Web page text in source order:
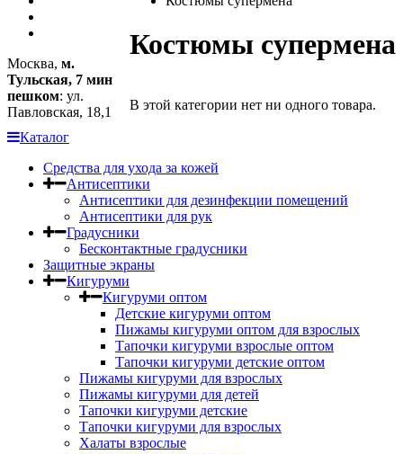
Костюмы супермена
В этой категории нет ни одного товара.
Каталог
Средства для ухода за кожей
Антисептики
Антисептики для дезинфекции помещений
Антисептики для рук
Градусники
Бесконтактные градусники
Защитные экраны
Кигуруми
Кигуруми оптом
Детские кигуруми оптом
Пижамы кигуруми оптом для взрослых
Тапочки кигуруми взрослые оптом
Тапочки кигуруми детские оптом
Пижамы кигуруми для взрослых
Пижамы кигуруми для детей
Тапочки кигуруми детские
Тапочки кигуруми для взрослых
Халаты взрослые
Москва, м.
Тульская, 7 мин
пешком: ул.
Павловская, 18,1